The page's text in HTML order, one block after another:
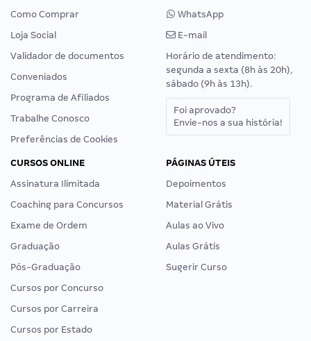
Como Comprar
Loja Social
Validador de documentos
Conveniados
Programa de Afiliados
Trabalhe Conosco
Preferências de Cookies
WhatsApp
E-mail
Horário de atendimento:
segunda a sexta (8h às 20h),
sábado (9h às 13h).
Foi aprovado?
Envie-nos a sua história!
CURSOS ONLINE
Assinatura Ilimitada
Coaching para Concursos
Exame de Ordem
Graduação
Pós-Graduação
Cursos por Concurso
Cursos por Carreira
Cursos por Estado
PÁGINAS ÚTEIS
Depoimentos
Material Grátis
Aulas ao Vivo
Aulas Grátis
Sugerir Curso